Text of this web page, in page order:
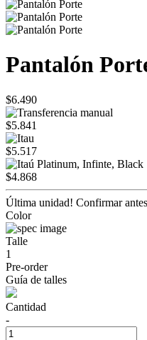
Pantalón
$6.490
$5.841
$5.517
$4.868
Última unidad! Confirmar
Color
Talle
1
Pre-order
Guía de talles
Cantidad
-